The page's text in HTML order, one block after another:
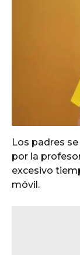
Los padres
por la
excesivo
móvil.